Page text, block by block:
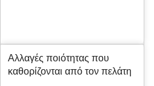
Αλλαγές ποιότητας που
καθορίζονται από τον πελάτη